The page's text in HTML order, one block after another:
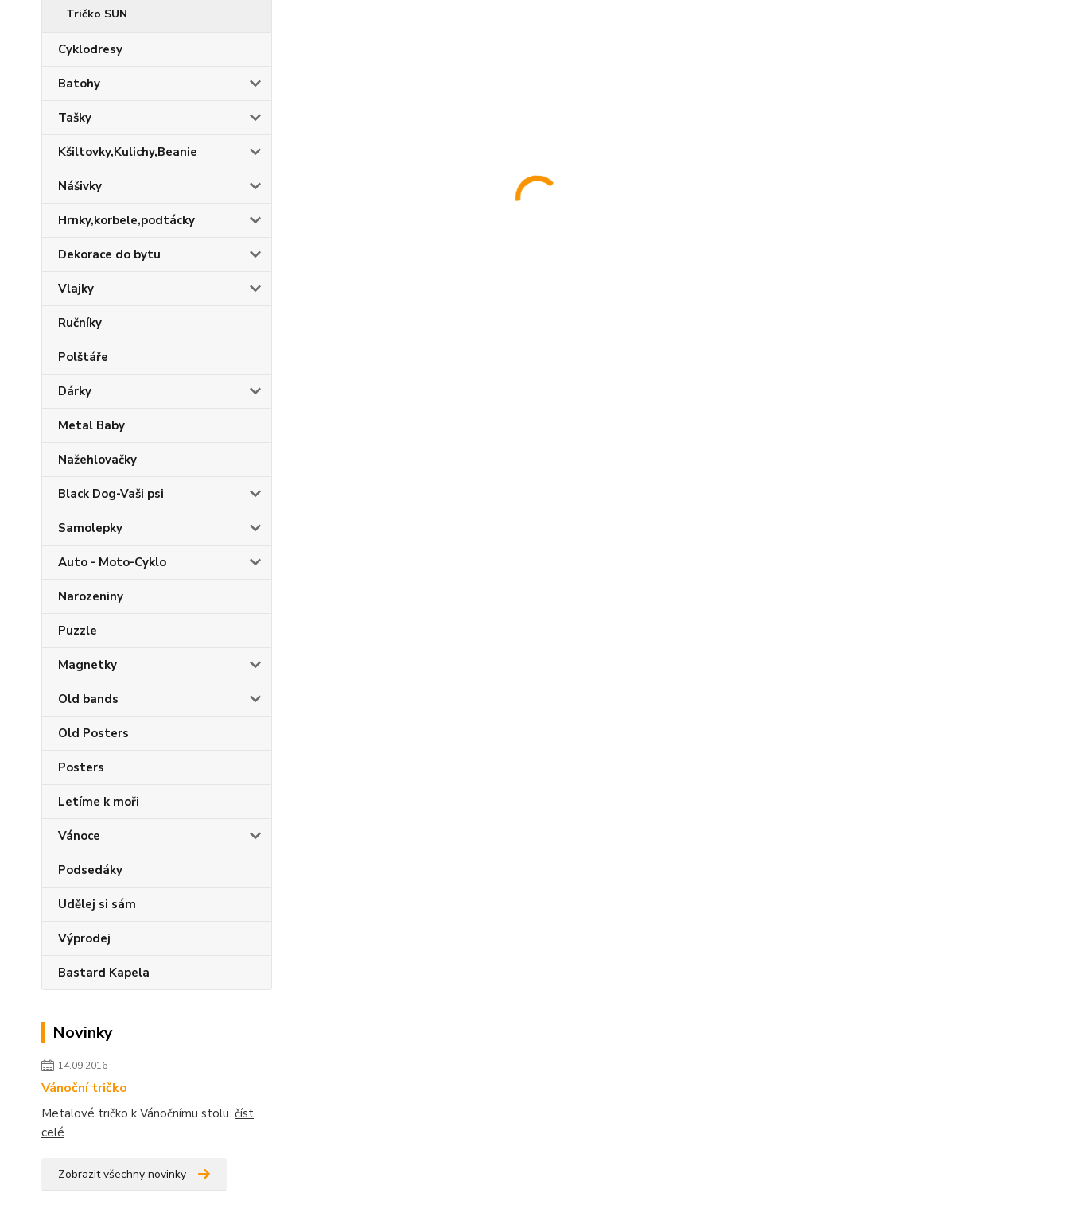
Tričko SUN
Cyklodresy
Batohy
Tašky
Kšiltovky,Kulichy,Beanie
Nášivky
Hrnky,korbele,podtácky
Dekorace do bytu
Vlajky
Ručníky
Polštáře
Dárky
Metal Baby
Nažehlovačky
Black Dog-Vaši psi
Samolepky
Auto - Moto-Cyklo
Narozeniny
Puzzle
Magnetky
Old bands
Old Posters
Posters
Letíme k moři
Vánoce
Podsedáky
Udělej si sám
Výprodej
Bastard Kapela
Novinky
14.09.2016
Vánoční tričko
Metalové tričko k Vánočnímu stolu. číst
celé
Zobrazit všechny novinky